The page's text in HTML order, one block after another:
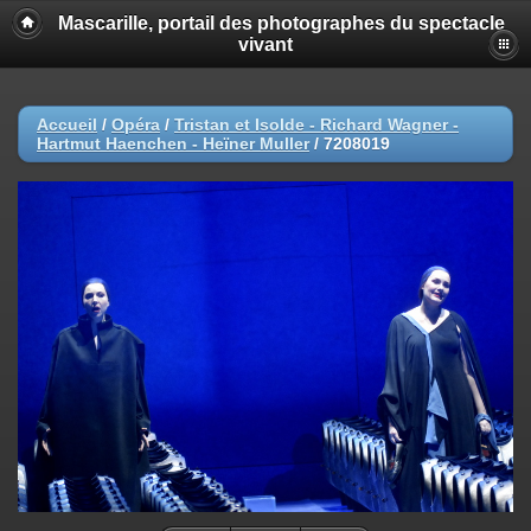
Mascarille, portail des photographes du spectacle
vivant
Accueil / Opéra / Tristan et Isolde - Richard Wagner -
Hartmut Haenchen - Heïner Muller/ 7208019